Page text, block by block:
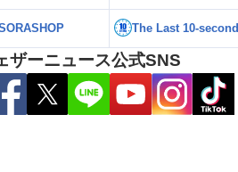
The Last 10-second
ザーニュース公式SNS